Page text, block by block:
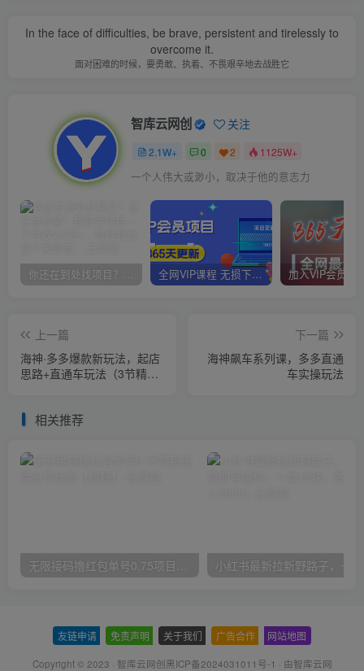
In the face of difficulties, be brave, persistent and tirelessly to
overcome it.
面对困难的时候，要勇敢、执着、不畏艰辛地去战胜它
智库云网创 关注
2.1W+ 0 2 1125W+
一个人伟大或渺小，取决于他的意志力
你还在到处找项目？还在当韭菜？我靠卖项目一个月收入5万+，曾经我也是个失败者。 全网VIP课程 无损下载~
上一篇
海神·多多爆款新玩法，​起店
思路+直通车玩法（3节精华
下一篇
海神飙车系列课，多多直通
车实操玩法
相关推荐
无限接码撸红包单号0.75项目无偿分享给你【揭秘】
友链申请 免责声明 关于我们 广告合作 网站地图
Copyright © 2023 · 智库云网创黑ICP备2024031011号-1 · 由智库云网